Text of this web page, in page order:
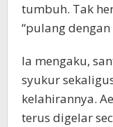
tumbuh. Tak
“pulang
Ia mengaku,
syukur
kelahirannya.
terus digelar